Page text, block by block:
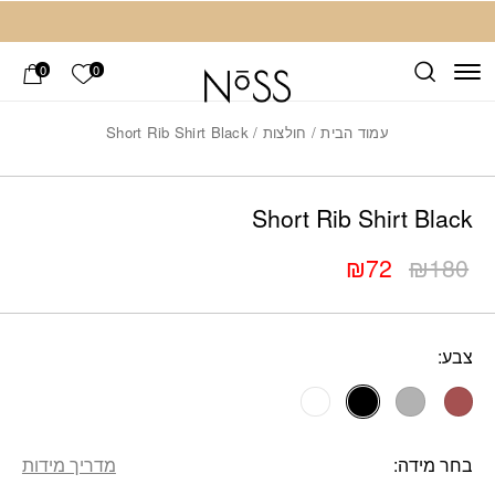
0 הרשימה
0
עמוד הבית/ חולצות / Short Rib Shirt Black
Short Rib Shirt Black
₪180
המחיר
המקורי
₪180.
₪72
המחיר
הנוכחי
₪72.
צבע:
בחר מידה מדריך מידות
Add